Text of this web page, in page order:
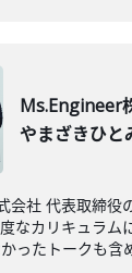
Ms.Engineer
やまざきひと
会社 代表取締役
なカリキュラム
ったトークも含